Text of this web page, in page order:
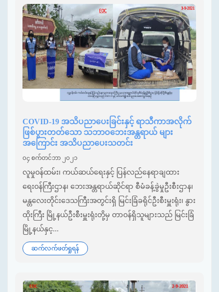
COVID-19 အသိပညာပေးခြင်းနှင့် ရာသီကာအလိုက်
ဖြစ်ပွားတတ်သော ‌သဘာဝဘေးအန္တရာယ် များ
အကြောင်း အသိပညာပေးသတင်း
၀၄ စက်တင်ဘာ ၂၀၂၁
လူမှု၀န်ထမ်း၊ ကယ်ဆယ်ရေးနှင့် ပြန်လည်နေရာချထား
ရေး၀န်ကြီးဌာန၊ ဘေးအန္တရာယ်ဆိုင်ရာ စီမံခန့်ခွဲမှုဦးစီးဌာန၊
မန္တလေးတိုင်း‌ဒေသကြီးအတွင်းရှိ မြင်းခြံခရိုင်ဦးစီးမှူးရုံး၊ နွား
ထိုးကြီး မြို့နယ်ဦးစီးမှူးရုံးတို့မှ တာ၀န်ရှိသူများသည် မြင်းခြံ
မြို့နယ်နှင့...
ဆက်လက်ဖတ်ရှုရန်